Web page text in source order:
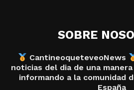
SOBRE
CantineoqueteveoNews
noticias del dia de una
informando a la comunidad
España